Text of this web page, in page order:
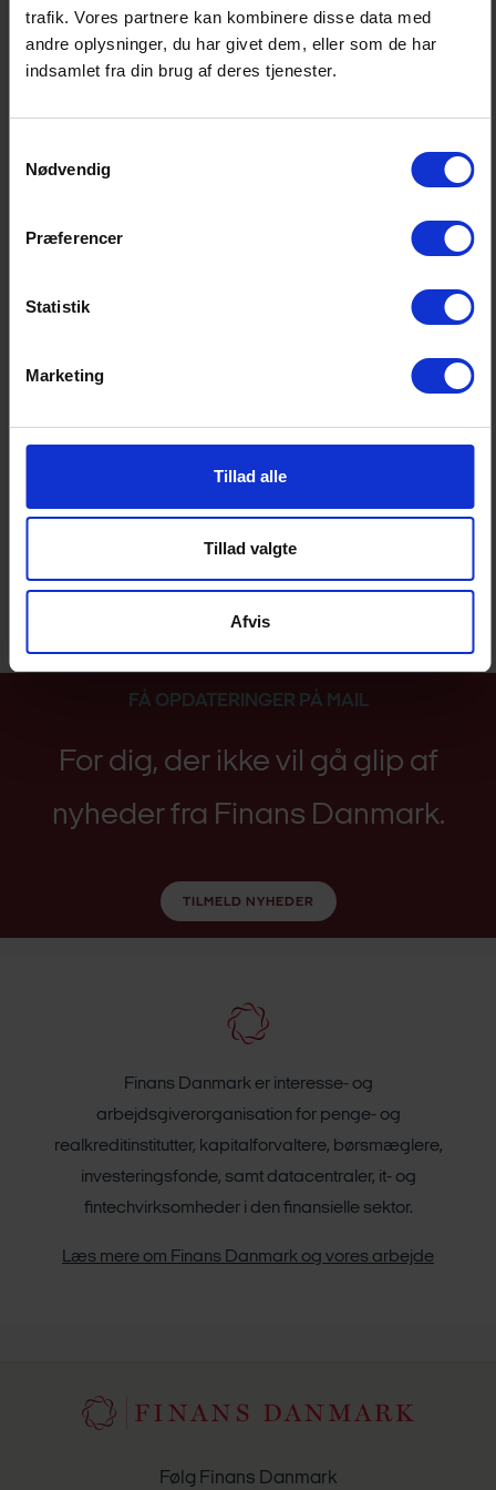
trafik. Vores partnere kan kombinere disse data med
andre oplysninger, du har givet dem, eller som de har
indsamlet fra din brug af deres tjenester.
Nødvendig
Præferencer
Statistik
Marketing
Tillad alle
Tillad valgte
Afvis
Webinarkan ses nedenfor:
3123 1654
ACCEPTER VENLIGST MARKETING-COOKIES, FOR AT
FÅ OPDATERINGER PÅ MAIL
For dig, der ikke vil gå glip af
nyheder fra Finans Danmark.
TILMELD NYHEDER
Finans Danmark er interesse- og
arbejdsgiverorganisation for penge- og
realkreditinstitutter, kapitalforvaltere, børsmæglere,
investeringsfonde, samt datacentraler, it- og
fintechvirksomheder i den finansielle sektor.
Læs mere om Finans Danmark og vores arbejde
Følg Finans Danmark